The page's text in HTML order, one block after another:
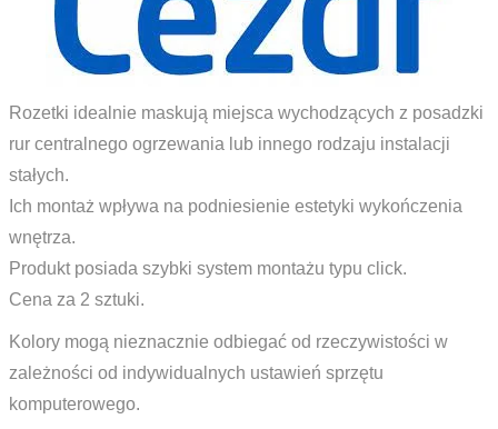
Rozetki idealnie maskują miejsca wychodzących z posadzki
rur centralnego ogrzewania lub innego rodzaju instalacji
stałych.
Ich montaż wpływa na podniesienie estetyki wykończenia
wnętrza.
Produkt posiada szybki system montażu typu click.
Cena za 2 sztuki.
Kolory mogą nieznacznie odbiegać od rzeczywistości w
zależności od indywidualnych ustawień sprzętu
komputerowego.